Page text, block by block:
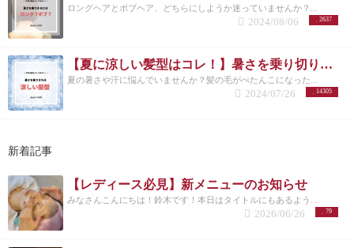
ロングヘアとボブヘア、どちらにしようか迷っていませんか？...
2637
2024/08/06
【夏に涼しい髪型はコレ！】暑さを乗り切りたいメンズさんにオススメの髪型とは？
夏の暑さや汗に悩んでいませんか？髪の毛がぺたんこになった...
14305
2024/07/26
新着記事
【レディース必見】新メニューのお知らせ
みなさんこんにちは！鈴木です！本日はタイトルにもあるよう...
79
2026/06/26